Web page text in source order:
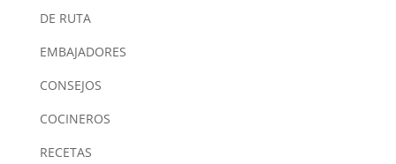
DE RUTA
EMBAJADORES
CONSEJOS
COCINEROS
RECETAS